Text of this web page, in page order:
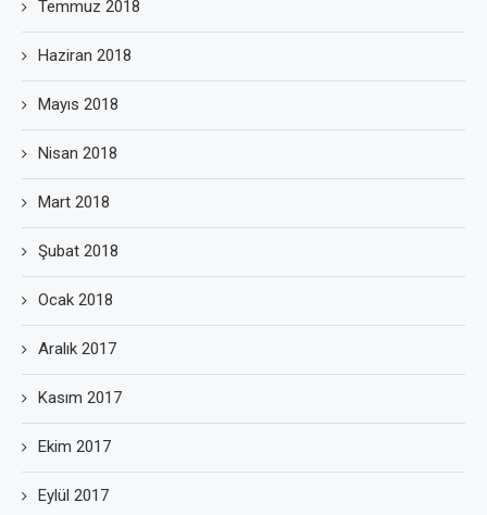
Temmuz 2018
Haziran 2018
Mayıs 2018
Nisan 2018
Mart 2018
Şubat 2018
Ocak 2018
Aralık 2017
Kasım 2017
Ekim 2017
Eylül 2017